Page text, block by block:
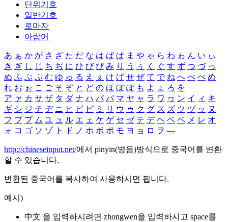
단위기호
일반기호
로마자
아랍어
あ ぁ か が さ ざ た だ な は ば ぱ ま や ゃ ら わ ゎ ん い ぃ
き ぎ し じ ち ぢ に ひ び ぴ み り う ぅ く ぐ す ず つ づ っ
ぬ ふ ぶ ぷ む ゆ ゅ る え ぇ け げ せ ぜ て で ね へ べ ぺ め
れ お ぉ こ ご そ ぞ と ど の ほ ぼ ぽ も よ ょ ろ を
ア ァ カ サ ザ タ ダ ナ ハ バ パ マ ヤ ャ ラ ワ ヮ ン イ ィ キ
ギ シ ジ チ ヂ ニ ヒ ビ ピ ミ リ ウ ゥ ク グ ス ズ ツ ヅ ッ ヌ
フ ブ プ ム ユ ュ ル エ ェ ケ ゲ セ ゼ テ デ ヘ ベ ペ メ レ オ
ォ コ ゴ ソ ゾ ト ド ノ ホ ボ ポ モ ヨ ョ ロ ヲ ―
http://chineseinput.net/에서 pinyin(병음)방식으로 중국어를 변환
할 수 있습니다.
변환된 중국어를 복사하여 사용하시면 됩니다.
예시)
中文 을 입력하시려면 zhongwen을 입력하시고 space를